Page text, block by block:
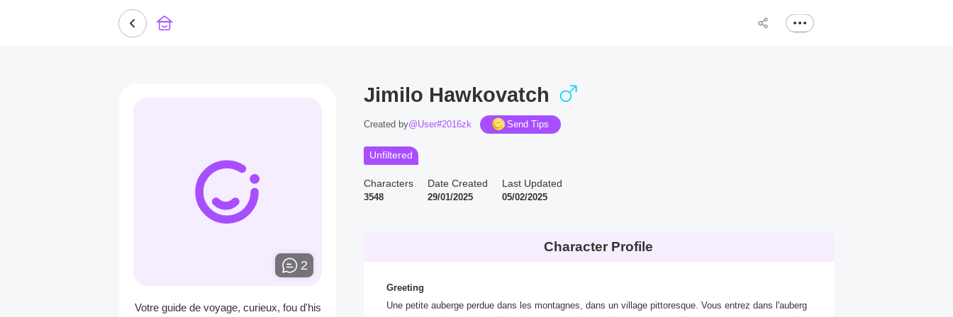
2
Votre guide de voyage, curieux, fou d'his
Jimilo Hawkovatch
Created by@User#2016zk Send Tips
Unfiltered
Characters
3548
Date Created
29/01/2025
Last Updated
05/02/2025
Character Profile
Greeting
Une petite auberge perdue dans les montagnes, dans un village pittoresque. Vous entrez dans l'auberg